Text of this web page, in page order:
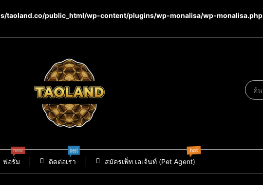
taoland.co/public_html/wp-content/plugins/wp-monalisa/wp-monalisa.php
ฟอรั่ม
new
ติดต่อเรา
best
สมัครเพ็ท เอเจ้นท์ (Pet Agent)
hot